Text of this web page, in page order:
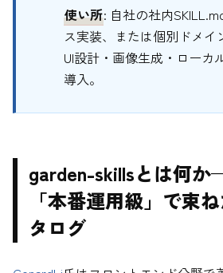
使い所: 自社の社内
ス実装、または個別ドメイ
UI設計・画像生成・ローカ
導入。
garden-skillsとは何
「本番運用級」で束
タログ